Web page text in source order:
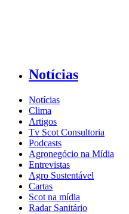
Notícias
Notícias
Clima
Artigos
Tv Scot Consultoria
Podcasts
Agronegócio na Mídia
Entrevistas
Agro Sustentável
Cartas
Scot na mídia
Radar Sanitário